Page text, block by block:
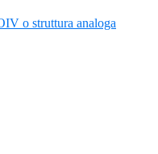
o struttura analoga